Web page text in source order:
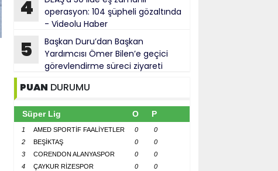
4
operasyon: 104 şüpheli gözaltında
- Videolu Haber
5
Başkan Duru’dan Başkan
Yardımcısı Ömer Bilen’e geçici
görevlendirme süreci ziyareti
PUAN DURUMU
Süper Lig O P
1 AMED SPORTİF FAALİYETLER 0
0
2
BEŞİKTAŞ 0
0
3
CORENDON ALANYASPOR 0
0
4
ÇAYKUR RİZESPOR 0
0